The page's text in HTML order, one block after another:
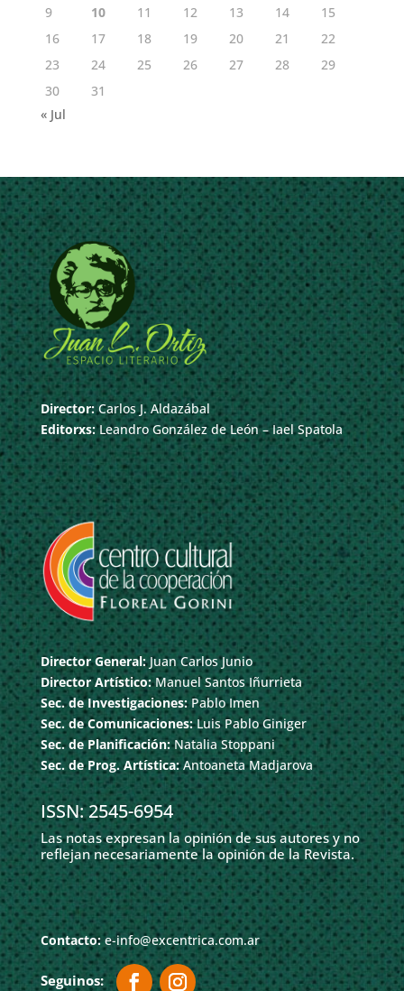
9
10 11 12 13 14
15
16
17 18 19 20 21
22
23
24 25 26 27 28
29
30
31
« Jul
Director:Carlos J. Aldazábal
Editorxs:Leandro González de León – Iael Spatola
Director General:Juan Carlos Junio
Director Artístico:Manuel Santos Iñurrieta
Sec. de Investigaciones:Pablo Imen
Sec. de Comunicaciones:Luis Pablo Giniger
Sec. de Planificación:Natalia Stoppani
Sec. de Prog. Artística:Antoaneta Madjarova
ISSN: 2545-6954
Las notas expresan la opinión de sus autores y no
reflejan necesariamente la opinión de la Revista.
Contacto:e-info@excentrica.com.ar